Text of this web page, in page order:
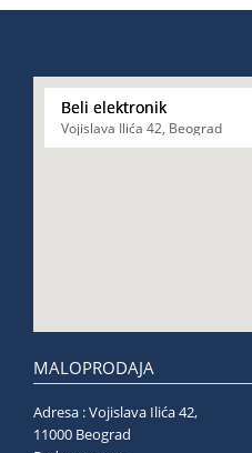
Beli elektronik
Vojislava Ilića 42, Beograd
MALOPRODAJA
Adresa : Vojislava Ilića 42,
11000 Beograd